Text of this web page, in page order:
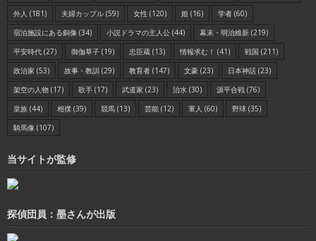
外人 (181) 夫婦カップル (59) 女性 (120) 姫 (16) 学者 (60)
宿泊施設にある銅像 (34) 小説ドラマの主人公 (44) 幕末・明治維新 (219)
平安時代 (27) 御伽草子 (19) 忠臣蔵 (13) 情報求む！ (41) 戦国 (211)
政治家 (53) 故事・教訓 (29) 教育者 (147) 文豪 (23) 日本神話 (23)
架空の人物 (17) 歌手 (17) 武道家 (23) 治水 (30) 源平合戦 (76)
皇族 (44) 相撲 (39) 競馬 (13) 芸能 (12) 軍人 (60) 野球 (35)
騎馬像 (107)
当サイトが監修
探偵団員：墨さんが出版